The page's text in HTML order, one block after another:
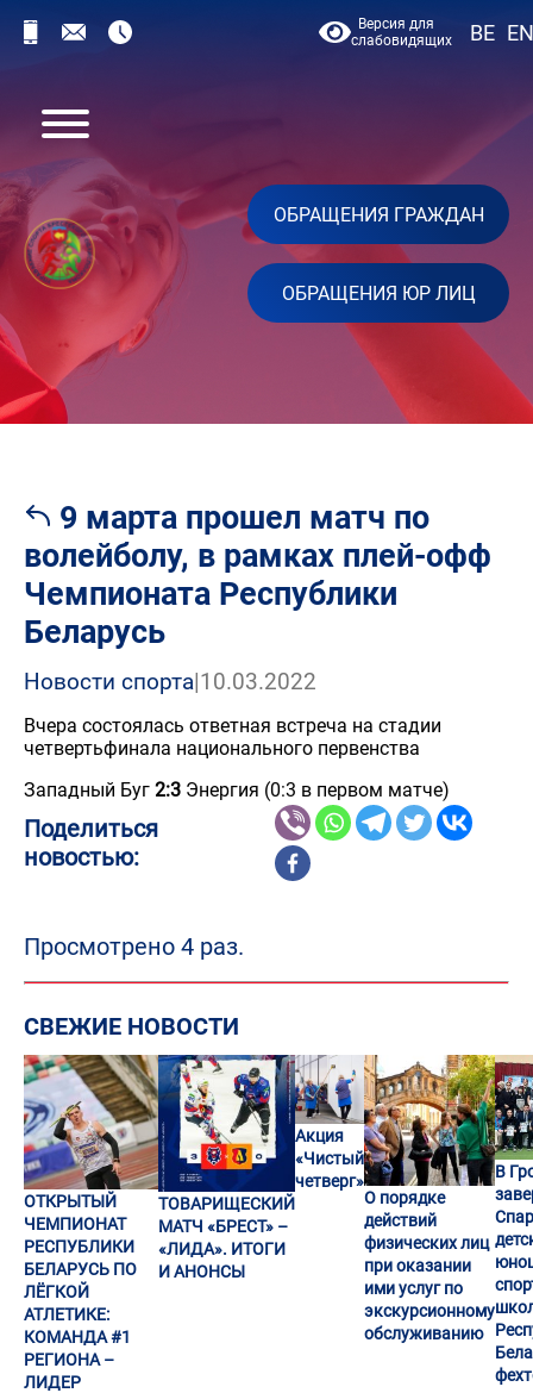
Версия для
слабовидящих
BE EN
ОБРАЩЕНИЯ ГРАЖДАН
ОБРАЩЕНИЯ ЮР ЛИЦ
9 марта прошел матч по
волейболу, в рамках плей-офф
Чемпионата Республики
Беларусь
Новости спорта|10.03.2022
Вчера состоялась ответная встреча на стадии
четвертьфинала национального первенства
Западный Буг 2:3 Энергия (0:3 в первом матче)
Поделиться
новостью:
Просмотрено 4 раз.
СВЕЖИЕ НОВОСТИ
ОТКРЫТЫЙ
ЧЕМПИОНАТ
РЕСПУБЛИКИ
БЕЛАРУСЬ ПО
ЛЁГКОЙ
АТЛЕТИКЕ:
КОМАНДА #1
РЕГИОНА –
ЛИДЕР
ТОВАРИЩЕСКИЙ
МАТЧ «БРЕСТ» –
«ЛИДА». ИТОГИ
И АНОНСЫ
Акция
«Чистый
четверг»
О порядке
действий
физических лиц
при оказании
ими услуг по
экскурсионному
обслуживанию
В